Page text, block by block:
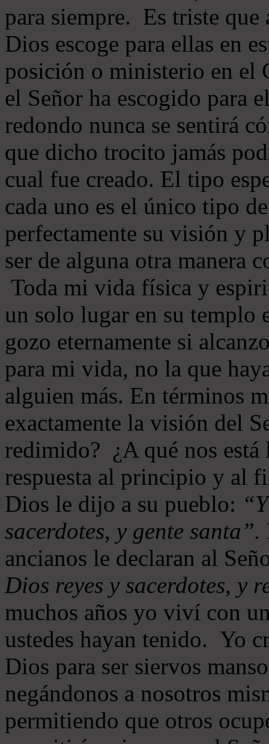
para siempre. Es triste que
Dios escoge para ellas en
posición o ministerio en el
el Señor ha escogido para
redondo nunca se sentirá
que dicho trocito jamás
cual fue creado. El tipo
cada uno es el único tipo
perfectamente su visión y
ser de alguna otra manera
Toda mi vida física y
un solo lugar en su templo
gozo eternamente si
para mi vida, no la que
alguien más. En términos
exactamente la visión del
redimido? ¿A qué nos
respuesta al principio y al
Dios le dijo a su pueblo:
sacerdotes, y gente santa”.
ancianos le declaran al
Dios reyes y sacerdotes, y
muchos años yo viví con
ustedes hayan tenido. Yo
Dios para ser siervos
negándonos a nosotros
permitiendo que otros